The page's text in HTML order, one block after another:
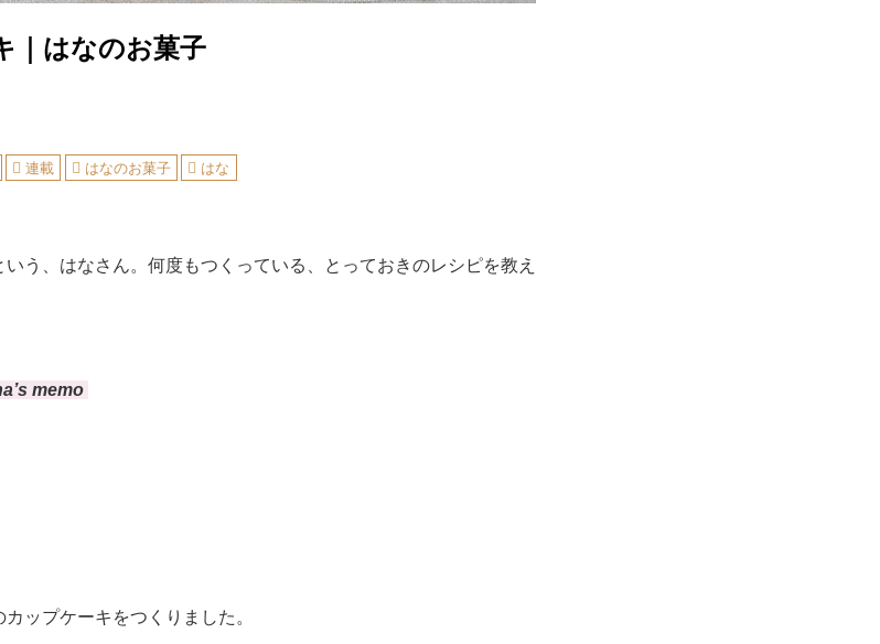
｜はなのお菓子
連載 はなのお菓子 はな
う、はなさん。何度もつくっている、とっておきのレシピを教え
memo
ップケーキをつくりました。